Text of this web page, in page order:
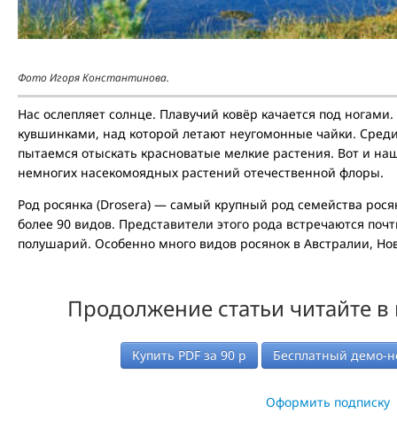
Фото Игоря Константинова.
Нас ослепляет солнце. Плавучий ковёр качается под
кувшинками, над которой летают неугомонные чайки.
пытаемся отыскать красноватые мелкие растения. Вот и
немногих насекомоядных растений отечественной флоры.
Род росянка (Drosera) — самый крупный род семейства
более 90 видов. Представители этого рода встречаются
полушарий. Особенно много видов росянок в Австралии,
Продолжение статьи читайте
Купить PDF за90 р Бесплатный демо-
Оформить подписку